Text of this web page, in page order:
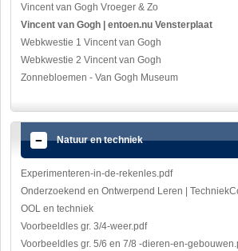
Vincent van Gogh Vroeger & Zo
Vincent van Gogh | entoen.nu Vensterplaat
Webkwestie 1 Vincent van Gogh
Webkwestie 2 Vincent van Gogh
Zonnebloemen - Van Gogh Museum
Natuur en techniek
Experimenteren-in-de-rekenles.pdf
Onderzoekend en Ontwerpend Leren |
OOL en techniek
Voorbeeldles gr. 3/4-weer.pdf
Voorbeeldles gr. 5/6 en 7/8 -dieren-en-